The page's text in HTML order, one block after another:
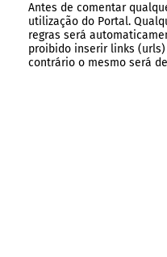
Antes de comentar
utilização do Portal.
regras será
proibido inserir links
contrário o mesmo será